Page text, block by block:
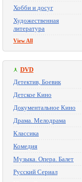
Хобби и досуг
Художественная
литература
View All
DVD
Детектив, Боевик
Детское Кино
Документальное Кино
Драма. Мелодрама
Классика
Комедия
Музыка. Опера. Балет
Русский Сериал